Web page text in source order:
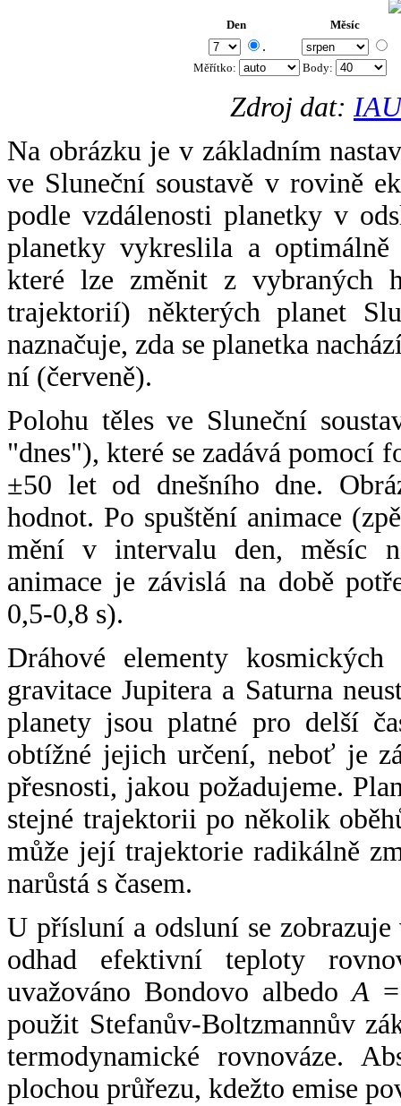
Den Měsíc
.
Měřítko: Body:
Zdroj dat:
Na obrázku je v základním
ve Sluneční soustavě v rovině
podle vzdálenosti planetky v
planetky vykreslila a
které lze změnit z vybraných
trajektorií) některých planet
naznačuje, zda se planetka
ní (červeně).
Polohu těles ve Sluneční
"dnes"), které se zadává pomocí
±50 let od dnešního dne.
hodnot. Po spuštění animace
mění v intervalu den, měsíc
animace je závislá na době
0,5-0,8 s).
Dráhové elementy
gravitace Jupitera a Saturna
planety jsou platné pro delší
obtížné jejich určení, neboť je
přesnosti, jakou požadujeme.
stejné trajektorii po několik
může její trajektorie radikálně
narůstá s časem.
U přísluní a odsluní se
odhad efektivní teploty
uvažováno Bondovo albedoA
použit Stefanův-Boltzmannův
termodynamické rovnováze.
plochou průřezu, kdežto emise